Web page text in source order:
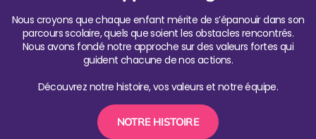
Nous croyons que chaque enfant mérite de s’épanouir dans son
parcours scolaire, quels que soient les obstacles rencontrés.
Nous avons fondé notre approche sur des valeurs fortes qui
guident chacune de nos actions.
Découvrez notre histoire, vos valeurs et notre équipe.
NOTRE HISTOIRE